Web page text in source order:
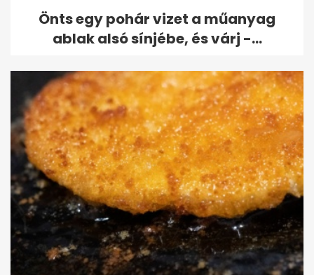
Önts egy pohár vizet a műanyag
ablak alsó sínjébe, és várj -...